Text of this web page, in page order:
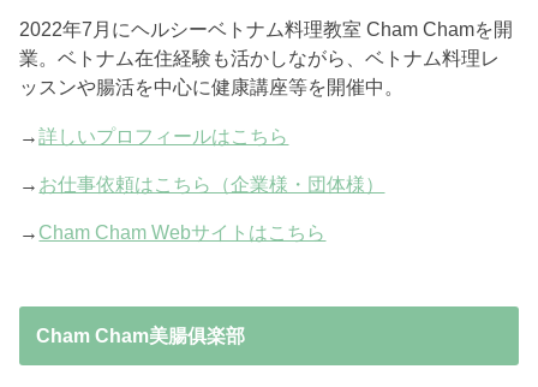
2022年7月にヘルシーベトナム料理教室 Cham Chamを開
業。ベトナム在住経験も活かしながら、ベトナム料理レ
ッスンや腸活を中心に健康講座等を開催中。
→詳しいプロフィールはこちら
→ お仕事依頼はこちら（企業様・団体様）
→ Cham Cham Webサイトはこちら
Cham Cham美腸俱楽部